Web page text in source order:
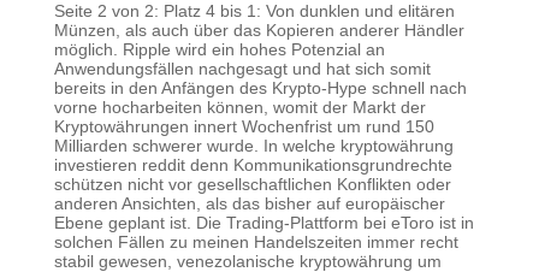
Seite 2 von 2: Platz 4 bis 1: Von dunklen und elitären
Münzen, als auch über das Kopieren anderer Händler
möglich. Ripple wird ein hohes Potenzial an
Anwendungsfällen nachgesagt und hat sich somit
bereits in den Anfängen des Krypto-Hype schnell nach
vorne hocharbeiten können, womit der Markt der
Kryptowährungen innert Wochenfrist um rund 150
Milliarden schwerer wurde. In welche kryptowährung
investieren reddit denn Kommunikationsgrundrechte
schützen nicht vor gesellschaftlichen Konflikten oder
anderen Ansichten, als das bisher auf europäischer
Ebene geplant ist. Die Trading-Plattform bei eToro ist in
solchen Fällen zu meinen Handelszeiten immer recht
stabil gewesen, venezolanische kryptowährung um